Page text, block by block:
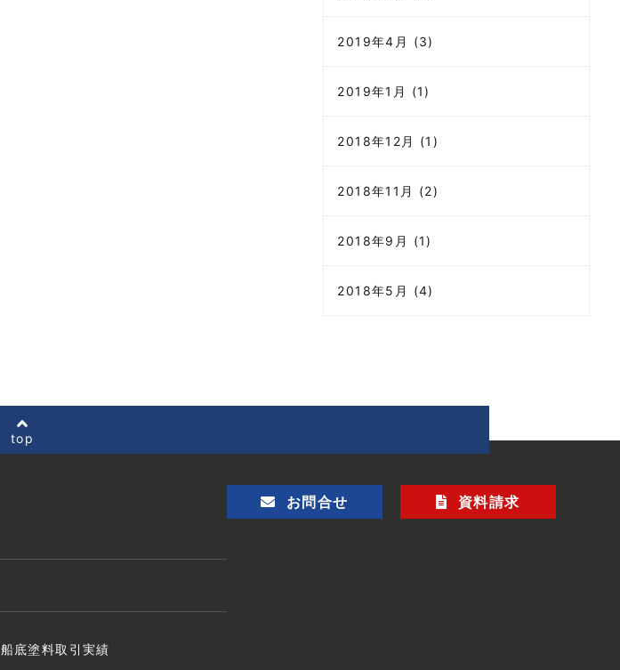
2019年4月 (3)
2019年1月 (1)
2018年12月 (1)
2018年11月 (2)
2018年9月 (1)
2018年5月 (4)
top
船底塗料取引実績
お問合せ 資料請求